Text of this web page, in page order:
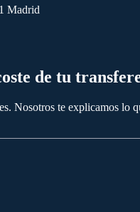
Madrid
de tu
Nosotros te explicamos